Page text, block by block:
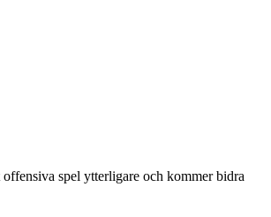
spel ytterligare och kommer bidra